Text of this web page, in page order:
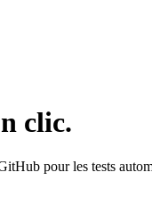
clic.
pour les tests